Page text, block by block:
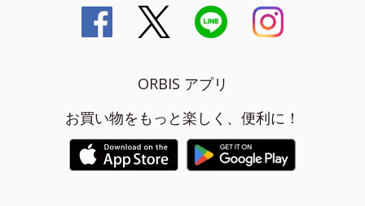
ORBIS アプリ
お買い物をもっと楽しく、便利に！